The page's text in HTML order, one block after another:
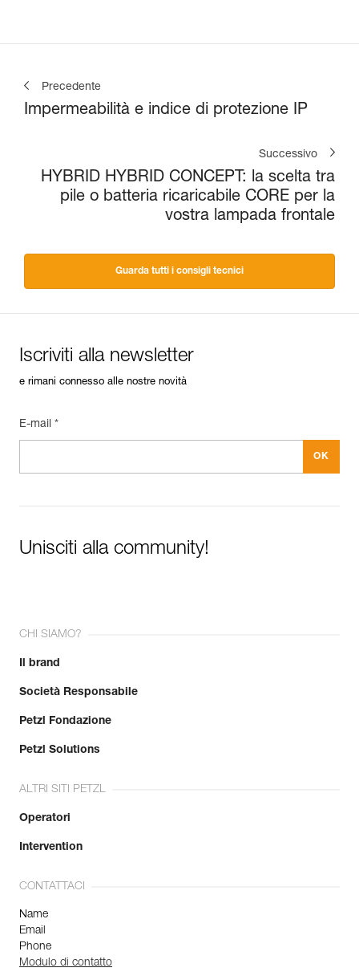
Precedente
Impermeabilità e indice di protezione IP
Successivo
HYBRID HYBRID CONCEPT: la scelta tra
pile o batteria ricaricabile CORE per la
vostra lampada frontale
Guarda tutti i consigli tecnici
Iscriviti alla newsletter
e rimani connesso alle nostre novità
E-mail *
Unisciti alla community!
CHI SIAMO?
Il brand
Società Responsabile
Petzl Fondazione
Petzl Solutions
ALTRI SITI PETZL
Operatori
Intervention
CONTATTACI
Name
Email
Phone
Modulo di contatto